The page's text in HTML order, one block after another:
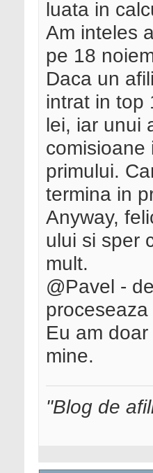
luata in
Am inteles
pe 18
Daca un
intrat in top
lei, iar unui
comisioane
primului.
termina in
Anyway,
ului si sper
mult.
@Pavel -
Eu am
mine.
"Blog de